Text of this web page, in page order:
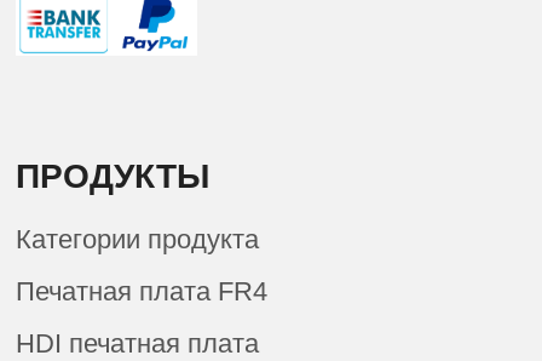
ПРОДУКТЫ
Категории продукта
Печатная плата FR4
HDI печатная плата